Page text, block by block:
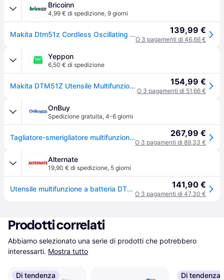
Bricoinn
4,99 € di spedizione, 9 giorni
Makita Dtm51z Cordless Oscillating Multi Tool Argento One Size / EU Plug 220V 139,99 €
O 3 pagamenti di 46,66 €
Yeppon
6,50 € di spedizione
Makita DTM51Z Utensile Multifunzione a Batteria 18V Ioni di Litio 20000 opm Starlock Solo Corpo colore Blu 154,99 €
O 3 pagamenti di 51,66 €
OnBuy
Spedizione gratuita, 4-6 giorni
Tagliatore-smerigliatore multifunzione senza filo 18V MAKITA DTM51Z 267,99 €
O 3 pagamenti di 89,33 €
Alternate
19,90 € di spedizione, 5 giorni
Utensile multifunzione a batteria DTM51Z, 18 Volt, Strumento multi funzione 141,90 €
O 3 pagamenti di 47,30 €
Prodotti correlati
Abbiamo selezionato una serie di prodotti che potrebbero
interessarti. Mostra tutto
Di tendenza Di tendenza